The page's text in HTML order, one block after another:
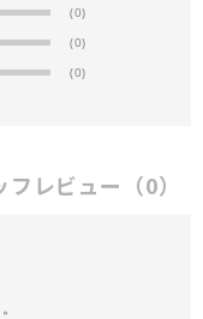
(0)
(0)
(0)
フレビュー （0）